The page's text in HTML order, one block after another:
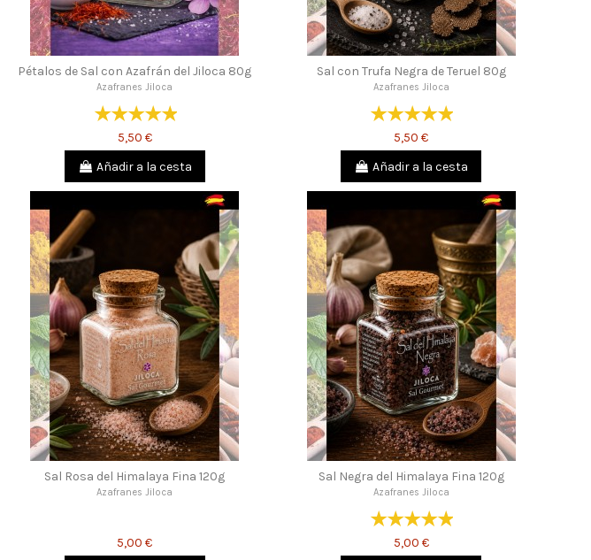
Pétalos de Sal con Azafrán del Jiloca 80g
Azafranes Jiloca
5,50 €
Añadir a la cesta
Sal con Trufa Negra de Teruel 80g
Azafranes Jiloca
5,50 €
Añadir a la cesta
Sal Rosa del Himalaya Fina 120g
Azafranes Jiloca
5,00 €
Sal Negra del Himalaya Fina 120g
Azafranes Jiloca
5,00 €